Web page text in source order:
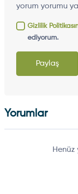
yorum yorumu
Gizlilik
ediyorum.
Paylaş
Yorumlar
Henüz